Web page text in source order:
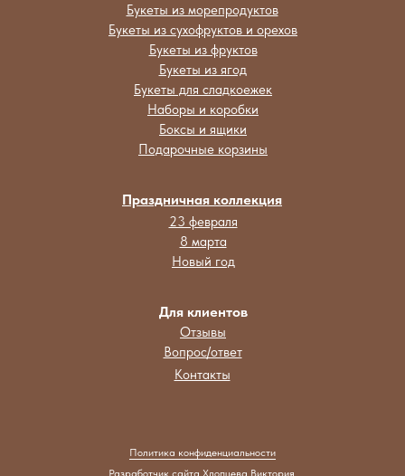
Разработчик сайта Хлопцева Виктория
Для клиентов
Отзывы
Вопрос/ответ
Контакты
23 февраля
8 марта
Новый год
Праздничная коллекция
Букеты из морепродуктов
Букеты из сухофруктов и орехов
Букеты из фруктов
Букеты из ягод
Букеты для сладкоежек
Наборы и коробки
Подарочные корзины
Политика конфиденциальности
Боксы и ящики